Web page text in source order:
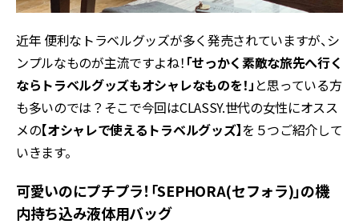
近年 便利なトラベルグッズが多く発売されていますが、シ
ンプルなものが主流ですよね！ 「せっかく素敵な旅先へ行く
ならトラベルグッズもオシャレなものを！」 と思っている方
も多いのでは？そこで今回はCLASSY.世代の女性にオスス
メの【オシャレで使えるトラベルグッズ】を５つご紹介して
いきます。
可愛いのにプチプラ！「SEPHORA(セフォラ)」の機
内持ち込み液体用バッグ